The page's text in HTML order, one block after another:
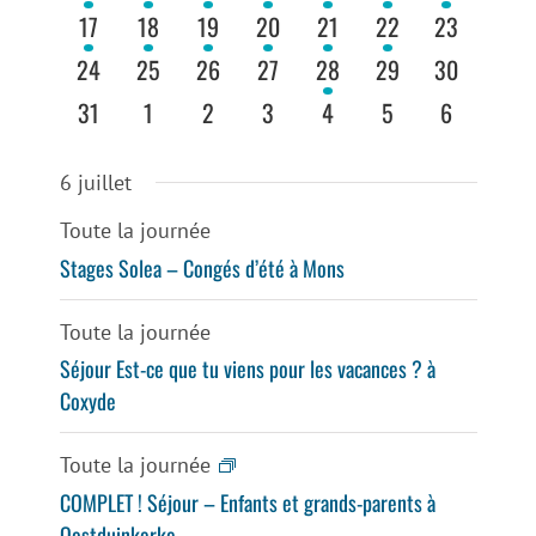
vues
évènementsévènementsévènementsévènementsévènementsévènementsévènements
7
évènements
17
7
évènements
18
8
évènements
19
8
évènements
20
7
évènements
21
1
évènement
22
0
évènements
23
0
évènements
24
0
évènements
25
0
évènements
26
0
évènements
27
1
évènement
28
0
évènements
29
0
évènements
30
0
31
0
1
0
2
0
3
0
4
0
5
0
6
6 juillet
Toute la journée
Stages Solea – Congés d’été à Mons
Toute la journée
Séjour Est-ce que tu viens pour les vacances ? à
Coxyde
Toute la journée
COMPLET ! Séjour – Enfants et grands-parents à